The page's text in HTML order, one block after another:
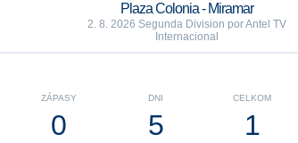
Plaza Colonia - Miramar
2. 8. 2026 Segunda Division por Antel TV
Internacional
CELKOM
1
DNI
5
ZÁPASY
0